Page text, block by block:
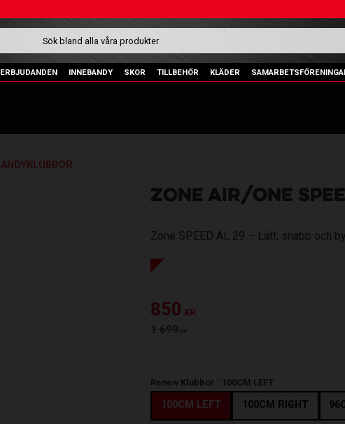
ERBJUDANDEN INNEBANDY SKOR TILLBEHÖR KLÄDER
ZONE AIR/ONE
Zone SPEED AL 29 – Lätt, snabb och
Nedsatt pris:
850 KR
Ordinarie pris:
1 699KR
Renew Klubbor : 100CM LEFT
100CM LEFT 100CM RIGHT